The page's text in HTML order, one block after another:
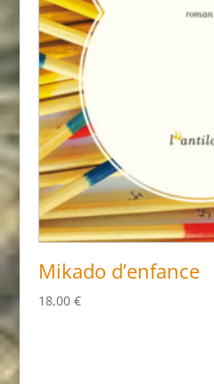
Mikado d’enfance
18,00 €